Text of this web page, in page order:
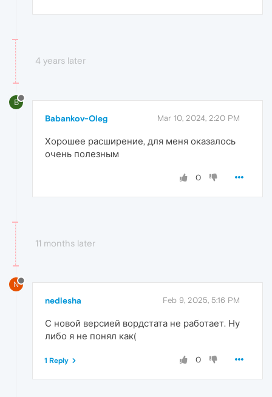
4 years later
B
Babankov-Oleg Mar 10, 2024, 2:20 PM
Хорошее расширение, для меня оказалось
очень полезным
0
11 months later
N
nedlesha Feb 9, 2025, 5:16 PM
С новой версией вордстата не работает. Ну
либо я не понял как(
0
1 Reply